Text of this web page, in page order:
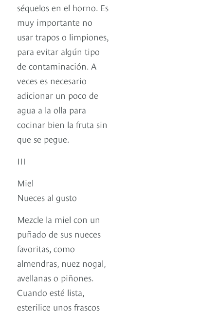
séquelos en el horno. Es
muy importante no
usar trapos o limpiones,
para evitar algún tipo
de contaminación. A
veces es necesario
adicionar un poco de
agua a la olla para
cocinar bien la fruta sin
que se pegue.
III
Miel
Nueces al gusto
Mezcle la miel con un
puñado de sus nueces
favoritas, como
almendras, nuez nogal,
avellanas o piñones.
Cuando esté lista,
esterilice unos frascos